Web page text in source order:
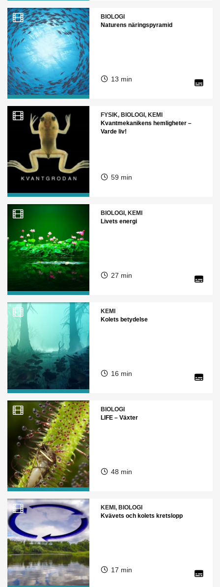
BIOLOGI
Naturens näringspyramid
13 min
FYSIK, BIOLOGI, KEMI
Kvantmekanikens hemligheter –
Varde liv!
59 min
BIOLOGI, KEMI
Livets energi
27 min
KEMI
Kolets betydelse
16 min
BIOLOGI
LIFE – Växter
48 min
KEMI, BIOLOGI
Kvävets och kolets kretslopp
17 min